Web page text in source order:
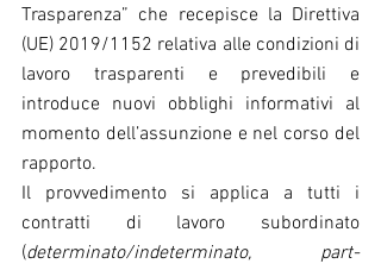
Trasparenza” che recepisce la Direttiva
(UE) 2019/1152 relativa alle condizioni di
lavoro trasparenti e prevedibili e
introduce nuovi obblighi informativi al
momento dell’assunzione e nel corso del
rapporto.
Il provvedimento si applica a tutti i
contratti di lavoro subordinato
(determinato/indeterminato, part-